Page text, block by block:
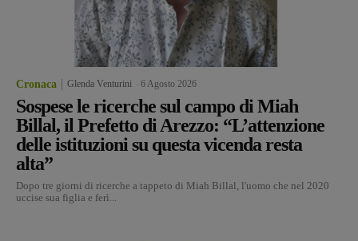
Cronaca Glenda Venturini 6 Agosto 2026
Sospese le ricerche sul campo di Miah
Billal, il Prefetto di Arezzo: “L’attenzione
delle istituzioni su questa vicenda resta
alta”
Dopo tre giorni di ricerche a tappeto di Miah Billal, l'uomo che nel 2020
uccise sua figlia e ferì...